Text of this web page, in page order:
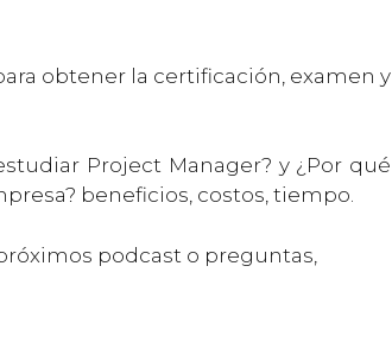
obtener la certificación, examen y
Project Manager? y ¿Por qué
beneficios, costos, tiempo.
podcast o preguntas,